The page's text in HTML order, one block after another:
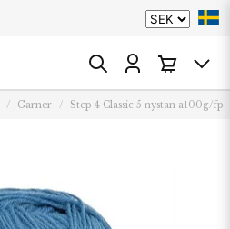
Garner Step 4 Classic 5 nystan a100g/fp